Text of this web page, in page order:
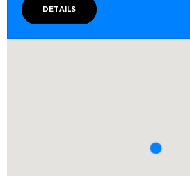
DETAILS